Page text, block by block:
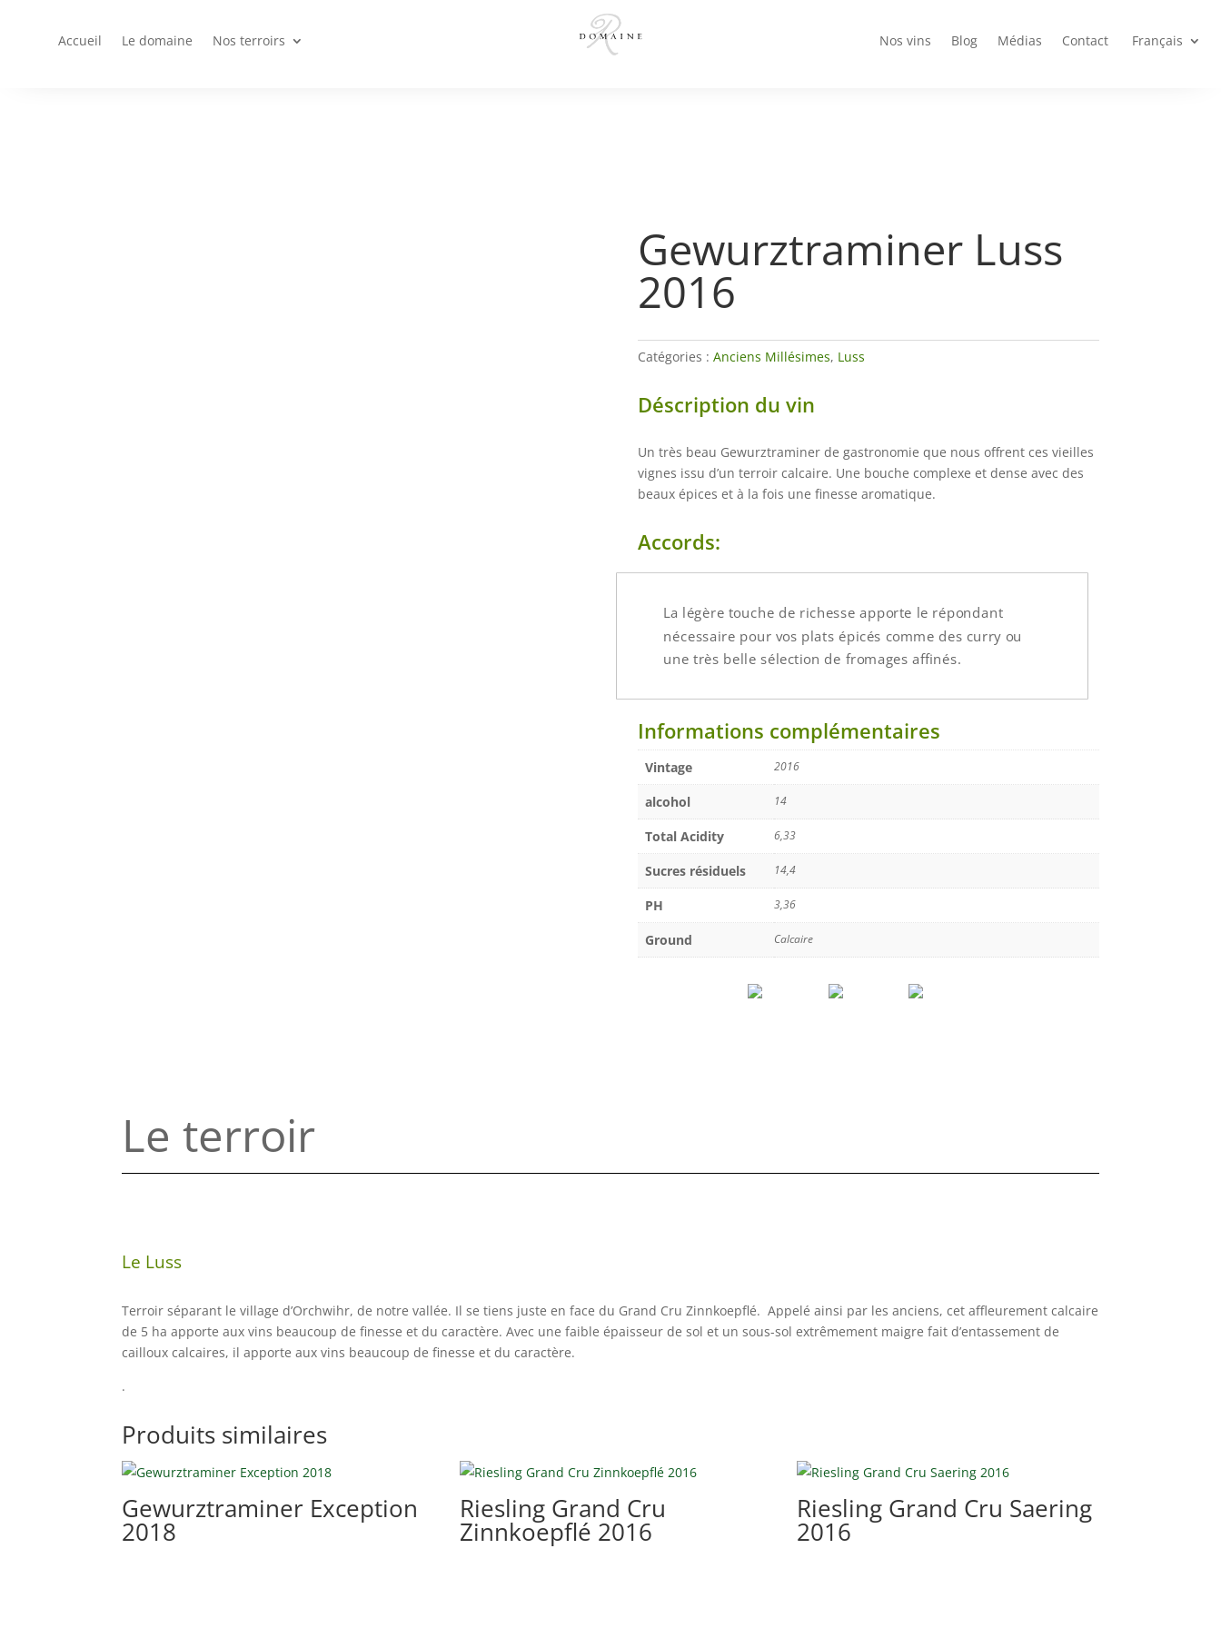
Accueil Le domaine Nos terroirs Nos vins Blog Médias Contact Français
Gewurztraminer Luss
2016
Catégories : Anciens Millésimes, Luss
Déscription du vin
Un très beau Gewurztraminer de gastronomie que nous offrent ces vieilles
vignes issu d’un terroir calcaire. Une bouche complexe et dense avec des
beaux épices et à la fois une finesse aromatique.
Accords:
La légère touche de richesse apporte le répondant
nécessaire pour vos plats épicés comme des curry ou
une très belle sélection de fromages affinés.
Informations complémentaires
Vintage 2016
alcohol 14
Total Acidity 6,33
Sucres résiduels 14,4
PH 3,36
Ground Calcaire
Le terroir
Le Luss
Terroir séparant le village d’Orchwihr, de notre vallée. Il se tiens juste en face du Grand Cru Zinnkoepflé. Appelé ainsi par les anciens, cet affleurement calcaire
de 5 ha apporte aux vins beaucoup de finesse et du caractère. Avec une faible épaisseur de sol et un sous-sol extrêmement maigre fait d’entassement de
cailloux calcaires, il apporte aux vins beaucoup de finesse et du caractère.
.
Produits similaires
Gewurztraminer Exception
2018
Riesling Grand Cru
Zinnkoepflé 2016
Riesling Grand Cru Saering
2016